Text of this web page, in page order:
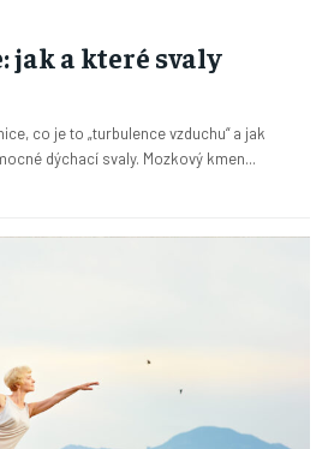
jak a které svaly
co je to „turbulence vzduchu“ a jak
během cvičení ovládat pomocné dýchací svaly. Mozkový kmen...